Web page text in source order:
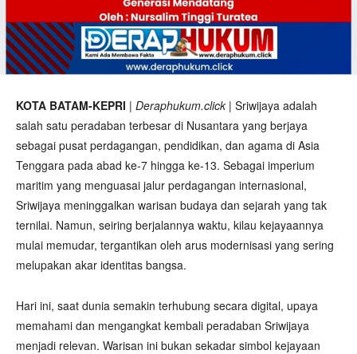
KOTA BATAM-KEPRI | Deraphukum.click | Sriwijaya adalah
salah satu peradaban terbesar di Nusantara yang berjaya
sebagai pusat perdagangan, pendidikan, dan agama di Asia
Tenggara pada abad ke-7 hingga ke-13. Sebagai imperium
maritim yang menguasai jalur perdagangan internasional,
Sriwijaya meninggalkan warisan budaya dan sejarah yang tak
ternilai. Namun, seiring berjalannya waktu, kilau kejayaannya
mulai memudar, tergantikan oleh arus modernisasi yang sering
melupakan akar identitas bangsa.
Hari ini, saat dunia semakin terhubung secara digital, upaya
memahami dan mengangkat kembali peradaban Sriwijaya
menjadi relevan. Warisan ini bukan sekadar simbol kejayaan